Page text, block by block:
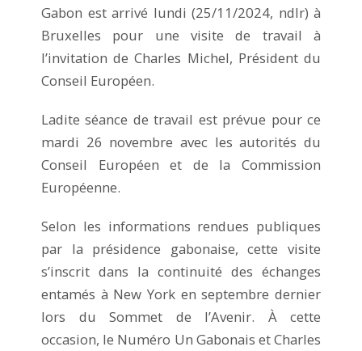
Gabon est arrivé lundi (25/11/2024, ndlr) à
Bruxelles pour une visite de travail à
l’invitation de Charles Michel, Président du
Conseil Européen.
Ladite séance de travail est prévue pour ce
mardi 26 novembre avec les autorités du
Conseil Européen et de la Commission
Européenne.
Selon les informations rendues publiques
par la présidence gabonaise, cette visite
s’inscrit dans la continuité des échanges
entamés à New York en septembre dernier
lors du Sommet de l’Avenir. À cette
occasion, le Numéro Un Gabonais et Charles